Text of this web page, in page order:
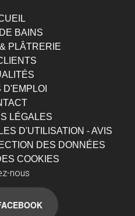
BAINS
PLÂTRERIE
LÉGALES
D'UTILISATION - AVIS
DES DONNÉES
COOKIES
nous